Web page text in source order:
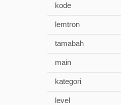
kode
lemtron
tamabah
main
kategori
level